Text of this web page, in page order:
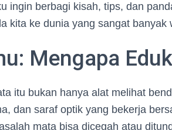
ingin berbagi kisah, tips, dan
kita ke dunia yang sangat banyak
Mengapa
itu bukan hanya alat melihat
dan saraf optik yang bekerja
mata bisa dicegah atau